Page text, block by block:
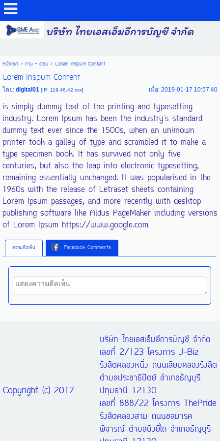
บริษัท ไทยเอสเอ็มอีการบัญชี จำกัด
หน้าแรก> ถาม - ตอบ> Lorem Inspum Content
Lorem Inspum Content
โดย:digital01 [IP: 119.46.42.xxx] เมื่อ: 2019-01-17 10:57:40
is simply dummy text of the printing and typesetting
industry. Lorem Ipsum has been the industry's standard
dummy text ever since the 1500s, when an unknown
printer took a galley of type and scrambled it to make a
type specimen book. It has survived not only five
centuries, but also the leap into electronic typesetting,
remaining essentially unchanged. It was popularised in the
1960s with the release of Letraset sheets containing
Lorem Ipsum passages, and more recently with desktop
publishing software like Aldus PageMaker including versions
of Lorem Ipsum https://www.google.com
ความคิดเห็น Facebook Comments
Copyright (c) 2017
บริษัท ไทยเอสเอ็มอีการบัญชี จำกัด
เลขที่ 2/123 โครงการ J-Biz
รังสิตคลองหนึ่ง ถนนเลียบคลองรังสิต
ตำบลประชาธิปัตย์ อำเภอธัญบุรี
ปทุมธานี 12130
เลขที่ 888/22 โครงการ ThePride
รังสิตคลองสาม ถนนชลมารค
พิจารณ์ ตำบลบึงยี่โถ อำเภอธัญบุรี